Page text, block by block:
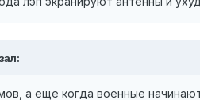
а еще когда военные